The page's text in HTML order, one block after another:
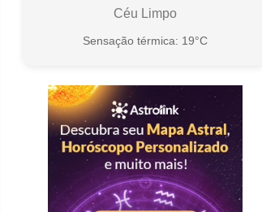
Céu Limpo
Sensação térmica: 19°C